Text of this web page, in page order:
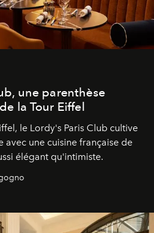
une parenthèse
la Tour Eiffel
le Lordy's Paris Club cultive
une cuisine française de
élégant qu'intimiste.